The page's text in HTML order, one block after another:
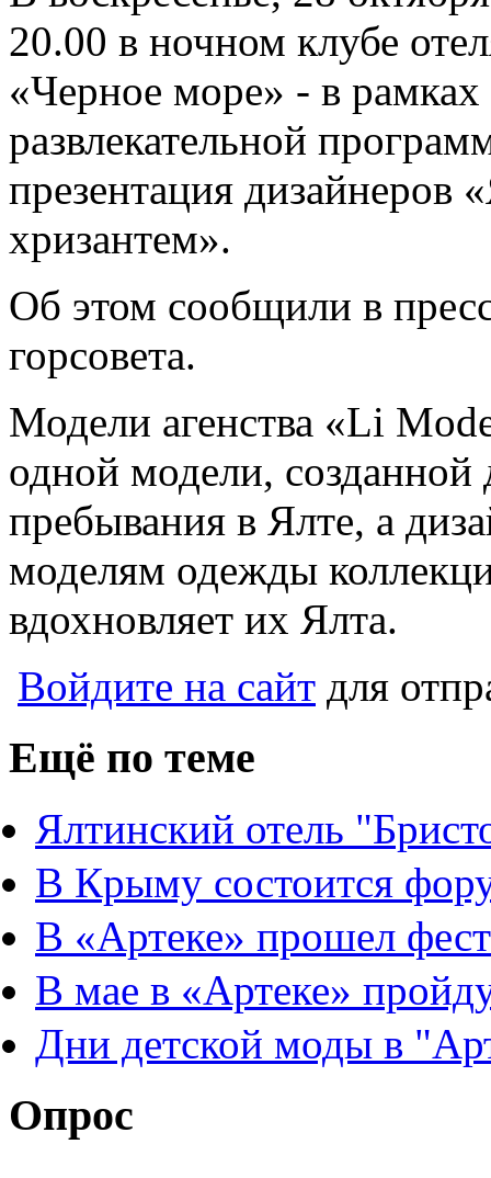
20.00 в ночном клубе
«Черное море» - в рамках
развлекательной
презентация дизайнеров
хризантем».
Об этом сообщили в
горсовета.
Модели агенства «Li
одной модели, созданной
пребывания в Ялте, а
моделям одежды
вдохновляет их Ялта.
Войдите на сайт для
Ещё по теме
Ялтинский отель
В Крыму состоится
В «Артеке» прошел
В мае в «Артеке»
Дни детской моды в
Опрос